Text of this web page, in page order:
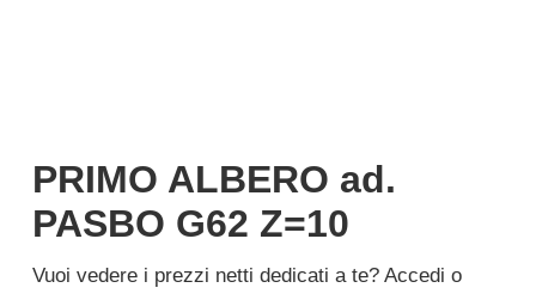
PRIMO ALBERO ad.
PASBO G62 Z=10
Vuoi vedere i prezzi netti dedicati a te? Accedi o